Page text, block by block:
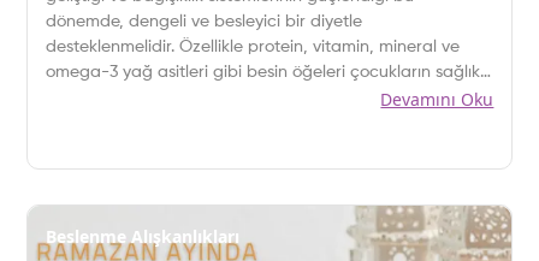
dönemde, dengeli ve besleyici bir diyetle
desteklenmelidir. Özellikle protein, vitamin, mineral ve
omega-3 yağ asitleri gibi besin öğeleri çocukların sağlıklı
kemik, kas, sinir sistemi ve beyin gelişimi için hayati önem
Devamını Oku
Beslenme Alışkanlıkları